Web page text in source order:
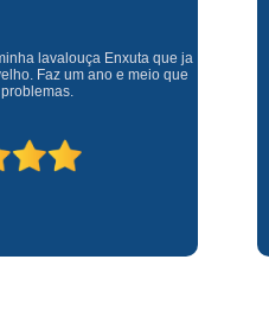
que sempre valoriza o
de todos o serviços.